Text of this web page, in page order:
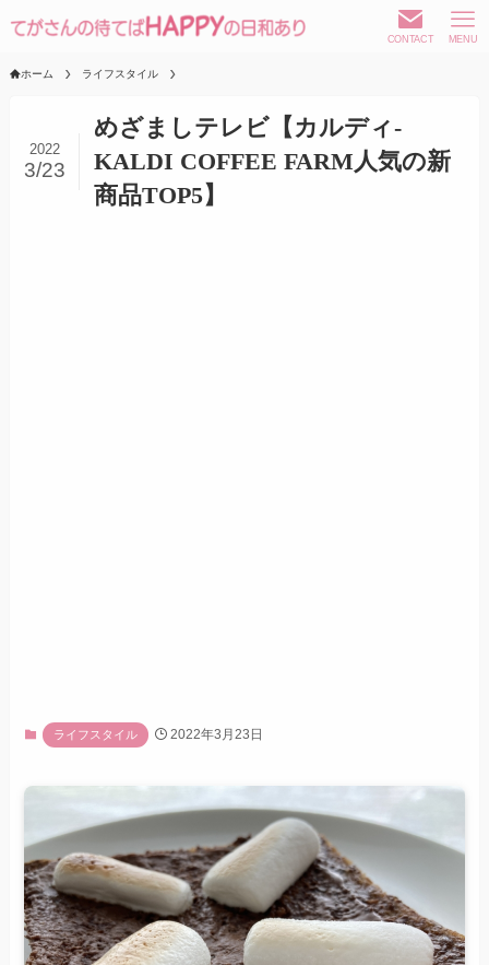
CONTACT MENU
ホーム ライフスタイル
めざましテレビ【カルディ-
KALDI COFFEE FARM人気の新
商品TOP5】
2022
3/23
ライフスタイル 2022年3月23日